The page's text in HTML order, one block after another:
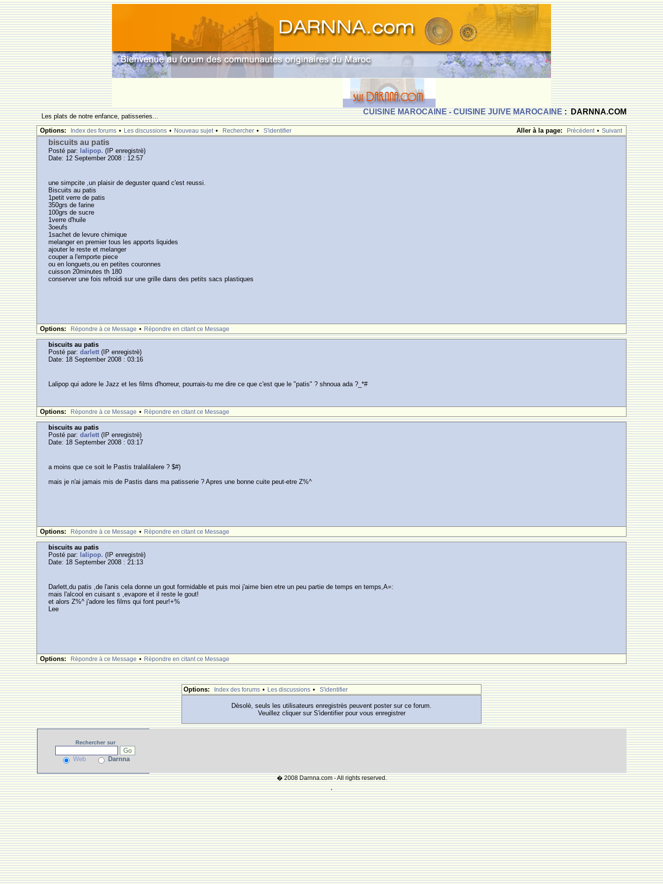
CUISINE MAROCAINE - CUISINE JUIVE MAROCAINE: DARNNA.COM
Les plats de notre enfance, patisseries...
Aller à la page:
Prècèdent • Suivant
Options: Index des forums • Les discussions • Nouveau sujet • Rechercher • S'identifier
biscuits au patis
Posté par: lalipop. (IP enregistrè)
Date: 12 September 2008 : 12:57
une simpcite ,un plaisir de deguster quand c'est reussi.
Biscuits au patis
1petit verre de patis
350grs de farine
100grs de sucre
1verre d'huile
3oeufs
1sachet de levure chimique
melanger en premier tous les apports liquides
ajouter le reste et melanger
couper a l'emporte piece
ou en longuets,ou en petites couronnes
cuisson 20minutes th 180
conserver une fois refroidi sur une grille dans des petits sacs plastiques
Options: Rèpondre à ce Message • Rèpondre en citant ce Message
biscuits au patis
Posté par:darlett (IP enregistrè)
Date: 18 September 2008 : 03:16
Lalipop qui adore le Jazz et les films d'horreur, pourrais-tu me dire ce que c'est que le "patis" ? shnoua ada ?_*#
Options: Rèpondre à ce Message • Rèpondre en citant ce Message
biscuits au patis
Posté par:darlett (IP enregistrè)
Date: 18 September 2008 : 03:17
a moins que ce soit le Pastis tralalilalere ? $#)
mais je n'ai jamais mis de Pastis dans ma patisserie ? Apres une bonne cuite peut-etre Z%^
Options: Rèpondre à ce Message • Rèpondre en citant ce Message
biscuits au patis
Posté par: lalipop. (IP enregistrè)
Date: 18 September 2008 : 21:13
Darlett,du patis ,de l'anis cela donne un gout formidable et puis moi j'aime bien etre un peu partie de temps en temps,A=:
mais l'alcool en cuisant s ,evapore et il reste le gout!
et alors Z%^ j'adore les films qui font peur!+%
Lee
Options: Rèpondre à ce Message • Rèpondre en citant ce Message
Options: Index des forums • Les discussions • S'identifier
Dèsolè, seuls les utilisateurs enregistrès peuvent poster sur ce forum.
Veuillez cliquer sur S'identifier pour vous enregistrer
Rechercher sur
Web Darnna
� 2008 Darnna.com - All rights reserved.
'